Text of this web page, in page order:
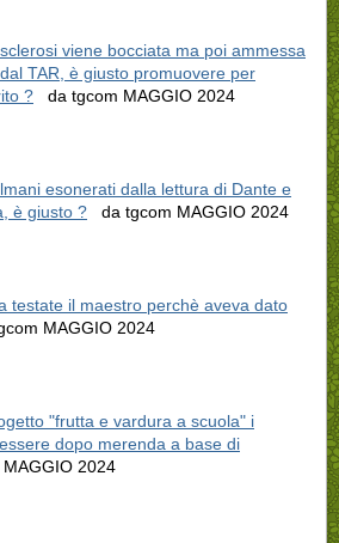
viene bocciata ma poi ammessa
TAR, è giusto promuovere per
? da tgcom MAGGIO 2024
esonerati dalla lettura di Dante e
è giusto ? da tgcom MAGGIO 2024
testate il maestro perchè aveva dato
MAGGIO 2024
"frutta e vardura a scuola" i
dopo merenda a base di
2024